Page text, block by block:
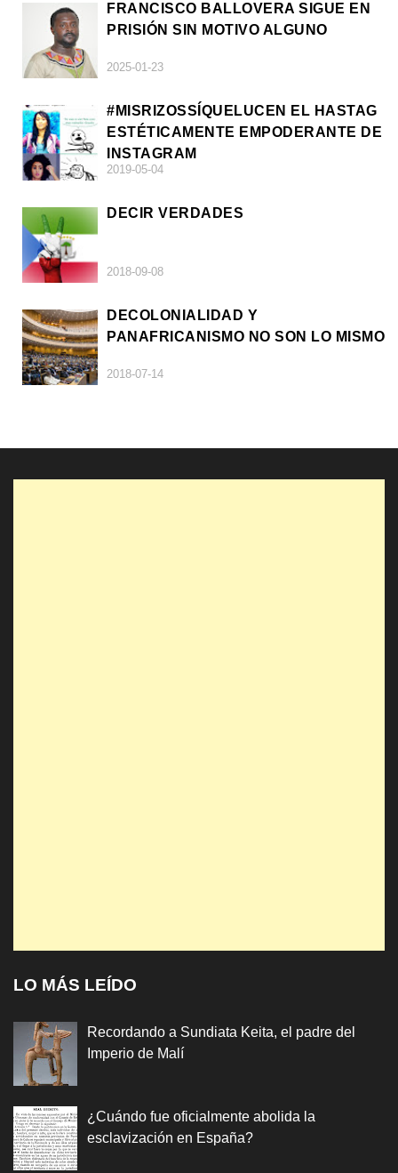
FRANCISCO BALLOVERA SIGUE EN
PRISIÓN SIN MOTIVO ALGUNO
2025-01-23
#MISRIZOSSÍQUELUCEN EL HASTAG
ESTÉTICAMENTE EMPODERANTE DE
INSTAGRAM
2019-05-04
DECIR VERDADES
2018-09-08
DECOLONIALIDAD Y
PANAFRICANISMO NO SON LO MISMO
2018-07-14
LO MÁS LEÍDO
Recordando a Sundiata Keita, el padre del
Imperio de Malí
¿Cuándo fue oficialmente abolida la
esclavización en España?